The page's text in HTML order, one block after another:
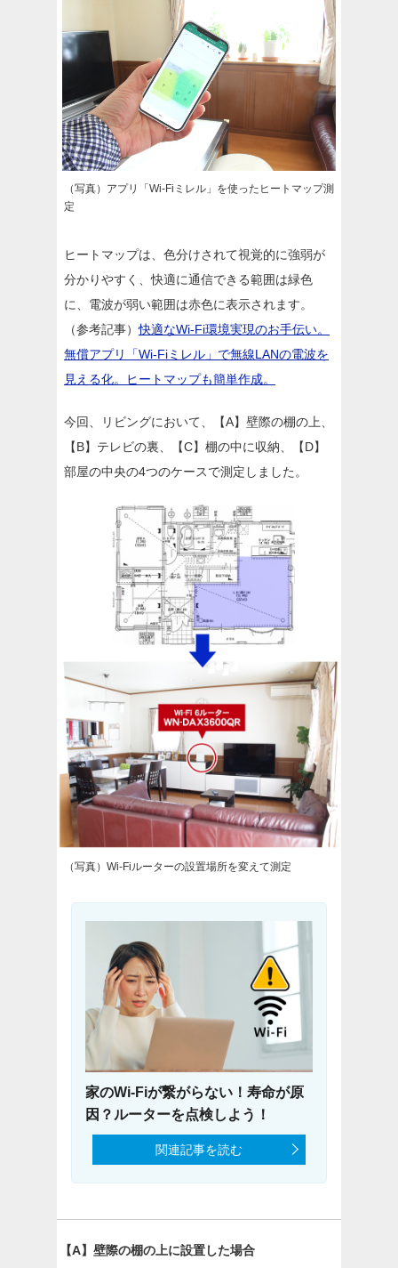
（写真）アプリ「Wi-Fiミレル」を使ったヒートマップ測
定
ヒートマップは、色分けされて視覚的に強弱が
分かりやすく、快適に通信できる範囲は緑色
に、電波が弱い範囲は赤色に表示されます。
（参考記事）快適なWi-Fi環境実現のお手伝い。
無償アプリ「Wi-Fiミレル」で無線LANの電波を
見える化。ヒートマップも簡単作成。
今回、リビングにおいて、【A】壁際の棚の上、
【B】テレビの裏、【C】棚の中に収納、【D】
部屋の中央の4つのケースで測定しました。
（写真）Wi-Fiルーターの設置場所を変えて測定
家のWi-Fiが繋がらない！寿命が原
因？ルーターを点検しよう！
関連記事を読む
【A】壁際の棚の上に設置した場合